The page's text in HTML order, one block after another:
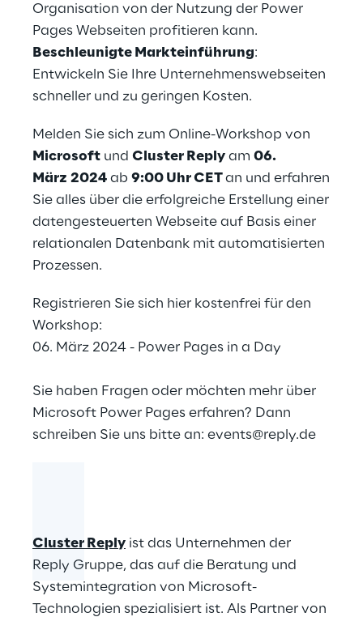
Organisation von der Nutzung der Power
Pages Webseiten profitieren kann.
Beschleunigte Markteinführung:
Entwickeln Sie Ihre Unternehmenswebseiten
schneller und zu geringen Kosten.
Melden Sie sich zum Online-Workshop von
Microsoft und Cluster Reply am 06.
März 2024 ab 9:00 Uhr CETan und erfahren
Sie alles über die erfolgreiche Erstellung einer
datengesteuerten Webseite auf Basis einer
relationalen Datenbank mit automatisierten
Prozessen.
Registrieren Sie sich hier kostenfrei für den
Workshop:
06. März 2024 - Power Pages in a Day
Sie haben Fragen oder möchten mehr über
Microsoft Power Pages erfahren? Dann
schreiben Sie uns bitte an: events@reply.de
Cluster Reply ist das Unternehmen der
Reply Gruppe, das auf die Beratung und
Systemintegration von Microsoft-
Technologien spezialisiert ist. Als Partner von